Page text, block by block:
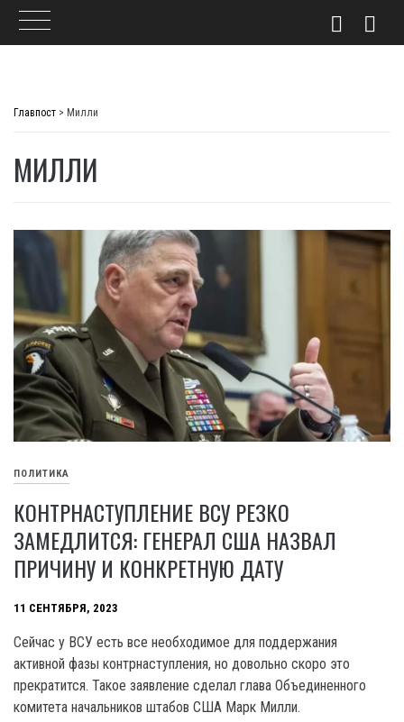
Главпост > Милли
МИЛЛИ
ПОЛИТИКА
КОНТРНАСТУПЛЕНИЕ ВСУ РЕЗКО
ЗАМЕДЛИТСЯ: ГЕНЕРАЛ США НАЗВАЛ
ПРИЧИНУ И КОНКРЕТНУЮ ДАТУ
11 СЕНТЯБРЯ, 2023
Сейчас у ВСУ есть все необходимое для поддержания
активной фазы контрнаступления, но довольно скоро это
прекратится. Такое заявление сделал глава Объединенного
комитета начальников штабов США Марк Милли.